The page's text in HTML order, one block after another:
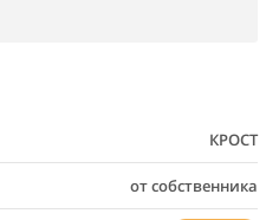
КРОСТ
от собственника